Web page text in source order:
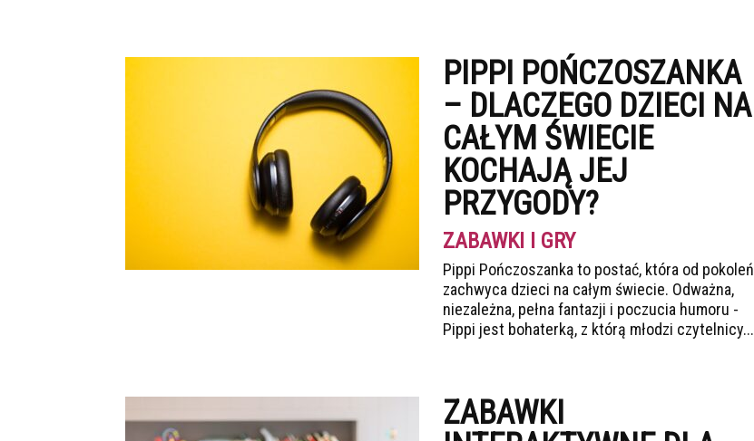
PIPPI POŃCZOSZANKA
– DLACZEGO DZIECI NA
CAŁYM ŚWIECIE
KOCHAJĄ JEJ
PRZYGODY?
ZABAWKI I GRY
Pippi Pończoszanka to postać, która od pokoleń
zachwyca dzieci na całym świecie. Odważna,
niezależna, pełna fantazji i poczucia humoru -
Pippi jest bohaterką, z którą młodzi czytelnicy...
ZABAWKI